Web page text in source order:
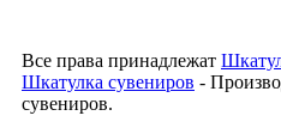
Все права принадлежат
Шкатулка сувениров -
сувениров.